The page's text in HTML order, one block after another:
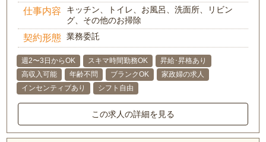
仕事内容
キッチン、トイレ、お風呂、洗面所、リビン
グ、その他のお掃除
契約形態 業務委託
週2〜3日からOK スキマ時間勤務OK
昇給･昇格あり
高収入可能
年齢不問 ブランクOK
家政婦の求人
インセンティブあり
シフト自由
この求人の詳細を見る